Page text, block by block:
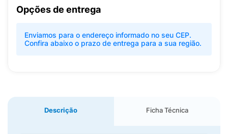
Opções de entrega
Enviamos para o endereço informado no seu CEP.
Confira abaixo o prazo de entrega para a sua região.
Descrição Ficha Técnica